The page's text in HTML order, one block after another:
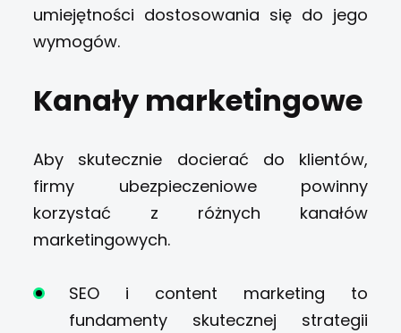
umiejętności dostosowania się do jego
wymogów.
Kanały marketingowe
Aby skutecznie docierać do klientów,
firmy ubezpieczeniowe powinny
korzystać z różnych kanałów
marketingowych.
SEO i content marketing to
fundamenty skutecznej strategii